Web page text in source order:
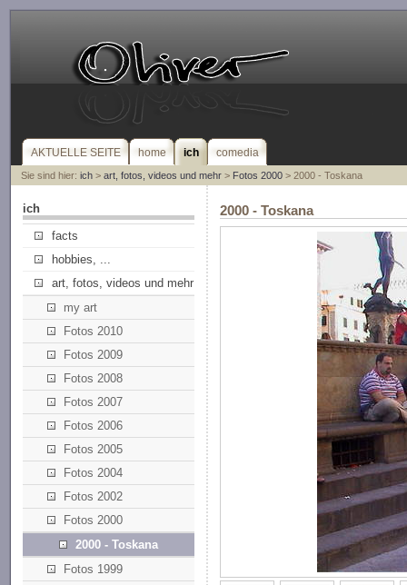
AKTUELLE SEITE home ich comedia
Sie sind hier: ich> art, fotos, videos und mehr> Fotos 2000> 2000 - Toskana
ich
facts
hobbies, ...
art, fotos, videos und mehr
my art
Fotos 2010
Fotos 2009
Fotos 2008
Fotos 2007
Fotos 2006
Fotos 2005
Fotos 2004
Fotos 2002
Fotos 2000
2000 - Toskana
Fotos 1999
2000 - Toskana